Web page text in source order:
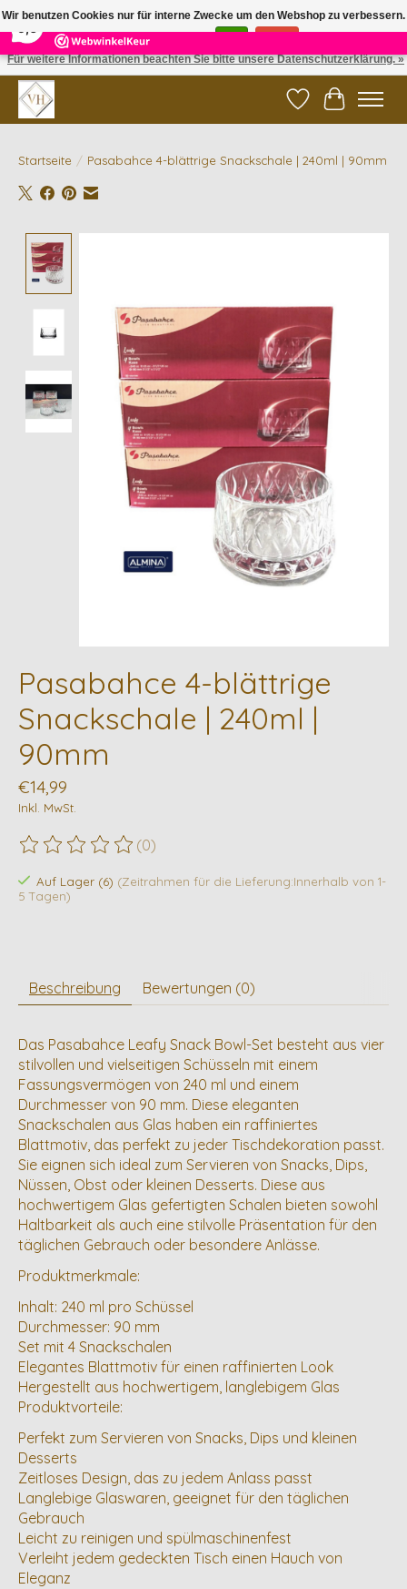
5 Reviews ×
✓ Gratis verzending vanaf €200 | ✓ 14 dagen retourneren
Wunschzettel
Ihr
Startseite / Pasabahce 4-blättrige Snackschale | 240ml | 90mm
Pasabahce 4-blättrige
Snackschale | 240ml |
90mm
€14,99
Inkl. MwSt.
Die Bewertung dieses Produkts ist
(0)
Auf Lager (6) (Zeitrahmen für die Lieferung:Innerhalb von 1-
5 Tagen)
Beschreibung Bewertungen (0)
Das Pasabahce Leafy Snack Bowl-Set besteht aus vier
stilvollen und vielseitigen Schüsseln mit einem
Fassungsvermögen von 240 ml und einem
Durchmesser von 90 mm. Diese eleganten
Snackschalen aus Glas haben ein raffiniertes
Blattmotiv, das perfekt zu jeder Tischdekoration passt.
Sie eignen sich ideal zum Servieren von Snacks, Dips,
Nüssen, Obst oder kleinen Desserts. Diese aus
hochwertigem Glas gefertigten Schalen bieten sowohl
Haltbarkeit als auch eine stilvolle Präsentation für den
täglichen Gebrauch oder besondere Anlässe.
Produktmerkmale:
Inhalt: 240 ml pro Schüssel
Durchmesser: 90 mm
Set mit 4 Snackschalen
Elegantes Blattmotiv für einen raffinierten Look
Hergestellt aus hochwertigem, langlebigem Glas
Produktvorteile:
Perfekt zum Servieren von Snacks, Dips und kleinen
Desserts
Zeitloses Design, das zu jedem Anlass passt
Langlebige Glaswaren, geeignet für den täglichen
Gebrauch
Leicht zu reinigen und spülmaschinenfest
Verleiht jedem gedeckten Tisch einen Hauch von
Eleganz
Wir benutzen Cookies nur für interne Zwecke um den Webshop zu verbessern.
Ist das in Ordnung?
Für weitere Informationen beachten Sie bitte unsere Datenschutzerklärung. »